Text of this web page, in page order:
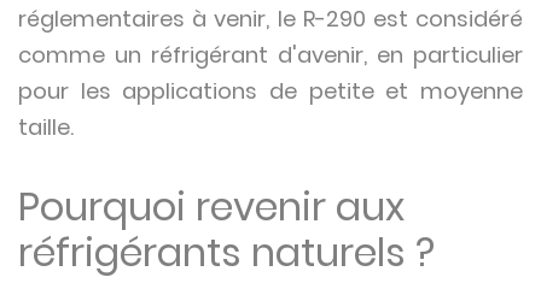
réglementaires à venir, le R-290 est considéré
comme un réfrigérant d'avenir, en particulier
pour les applications de petite et moyenne
taille.
Pourquoi revenir aux
réfrigérants naturels ?